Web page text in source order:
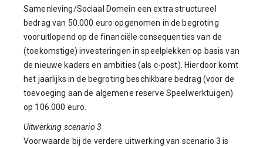
Samenleving/Sociaal Domein een extra structureel
bedrag van 50.000 euro opgenomen in de begroting
vooruitlopend op de financiële consequenties van de
(toekomstige) investeringen in speelplekken op basis van
de nieuwe kaders en ambities (als c-post). Hierdoor komt
het jaarlijks in de begroting beschikbare bedrag (voor de
toevoeging aan de algemene reserve Speelwerktuigen)
op 106.000 euro.
Uitwerking scenario 3
Voorwaarde bij de verdere uitwerking van scenario 3 is